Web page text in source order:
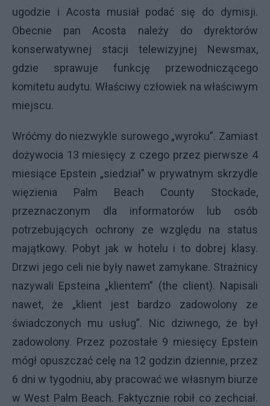
ugodzie i Acosta musiał podać się do dymisji.
Obecnie pan Acosta należy do dyrektorów
konserwatywnej stacji telewizyjnej Newsmax,
gdzie sprawuje funkcję przewodniczącego
komitetu audytu. Właściwy człowiek na właściwym
miejscu.
Wróćmy do niezwykle surowego „wyroku”. Zamiast
dożywocia 13 miesięcy z czego przez pierwsze 4
miesiące Epstein „siedział” w prywatnym skrzydle
więzienia Palm Beach County Stockade,
przeznaczonym dla informatorów lub osób
potrzebujących ochrony ze względu na status
majątkowy. Pobyt jak w hotelu i to dobrej klasy.
Drzwi jego celi nie były nawet zamykane. Strażnicy
nazywali Epsteina „klientem” (the client). Napisali
nawet, że „klient jest bardzo zadowolony ze
świadczonych mu usług”. Nic dziwnego, że był
zadowolony. Przez pozostałe 9 miesięcy Epstein
mógł opuszczać celę na 12 godzin dziennie, przez
6 dni w tygodniu, aby pracować we własnym biurze
w West Palm Beach. Faktycznie robił co zechciał.